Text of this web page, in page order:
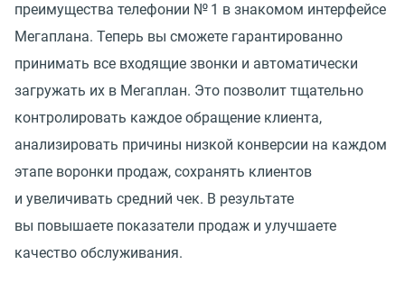
преимущества телефонии № 1 в знакомом интерфейсе
Мегаплана. Теперь вы сможете гарантированно
принимать все входящие звонки и автоматически
загружать их в Мегаплан. Это позволит тщательно
контролировать каждое обращение клиента,
анализировать причины низкой конверсии на каждом
этапе воронки продаж, сохранять клиентов
и увеличивать средний чек. В результате
вы повышаете показатели продаж и улучшаете
качество обслуживания.